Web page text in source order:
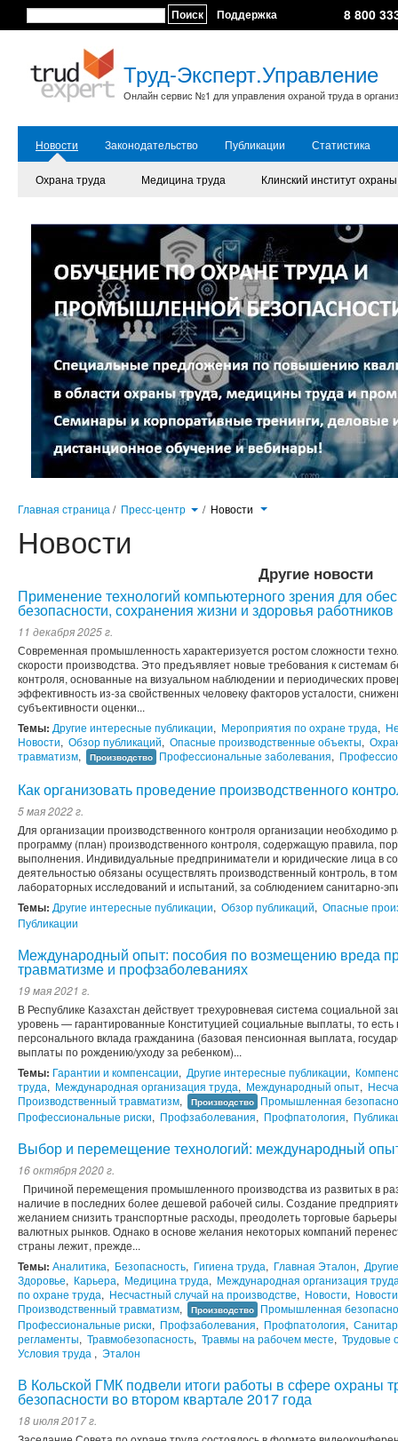
Поиск Поддержка 8 800
Труд-Эксперт.Управление
Онлайн сервис №1 для управления охраной труда в
Новости Законодательство Публикации Статистика
Охрана труда Медицина труда Клинский институт
Главная страница / Пресс-центр / Новости
Новости
Другие новости
Применение технологий компьютерного зрения для
безопасности, сохранения жизни и здоровья работников
11 декабря 2025 г.
Современная промышленность характеризуется ростом сложности
скорости производства. Это предъявляет новые требования к системам
контроля, основанные на визуальном наблюдении и периодических
эффективность из-за свойственных человеку факторов усталости,
субъективности оценки...
Темы: Другие интересные публикации, Мероприятия по охране труда,
Новости, Обзор публикаций, Опасные производственные объекты,
травматизм, Производство Профессиональные заболевания,
Как организовать проведение производственного
5 мая 2022 г.
Для организации производственного контроля организации необходимо
программу (план) производственного контроля, содержащую правила,
выполнения. Индивидуальные предприниматели и юридические лица в
деятельностью обязаны осуществлять производственный контроль, в
лабораторных исследований и испытаний, за соблюдением санитарно-
Темы: Другие интересные публикации, Обзор публикаций, Опасные
Публикации
Международный опыт: пособия по возмещению вреда
травматизме и профзаболеваниях
19 мая 2021 г.
В Республике Казахстан действует трехуровневая система социальной
уровень — гарантированные Конституцией социальные выплаты, то
персонального вклада гражданина (базовая пенсионная выплата,
выплаты по рождению/уходу за ребенком)...
Темы: Гарантии и компенсации, Другие интересные публикации,
труда, Международная организация труда, Международный опыт,
Производственный травматизм, Производство Промышленная
Профессиональные риски, Профзаболевания, Профпатология,
Выбор и перемещение технологий: международный
16 октября 2020 г.
Причиной перемещения промышленного производства из развитых в
наличие в последних более дешевой рабочей силы. Создание
желанием снизить транспортные расходы, преодолеть торговые
валютных рынков. Однако в основе желания некоторых компаний
страны лежит, прежде...
Темы: Аналитика, Безопасность, Гигиена труда, Главная Эталон,
Здоровье, Карьера, Медицина труда, Международная организация
по охране труда, Несчастный случай на производстве, Новости,
Производственный травматизм, Производство Промышленная
Профессиональные риски, Профзаболевания, Профпатология,
регламенты, Травмобезопасность, Травмы на рабочем месте, Трудовые
Условия труда , Эталон
В Кольской ГМК подвели итоги работы в сфере охраны
безопасности во втором квартале 2017 года
18 июля 2017 г.